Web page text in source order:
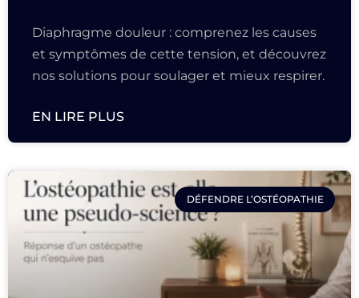
Diaphragme douleur : comprenez les causes
et symptômes de cette tension, et découvrez
nos solutions pour soulager et mieux respirer.
EN LIRE PLUS
DÉFENDRE L’OSTÉOPATHIE